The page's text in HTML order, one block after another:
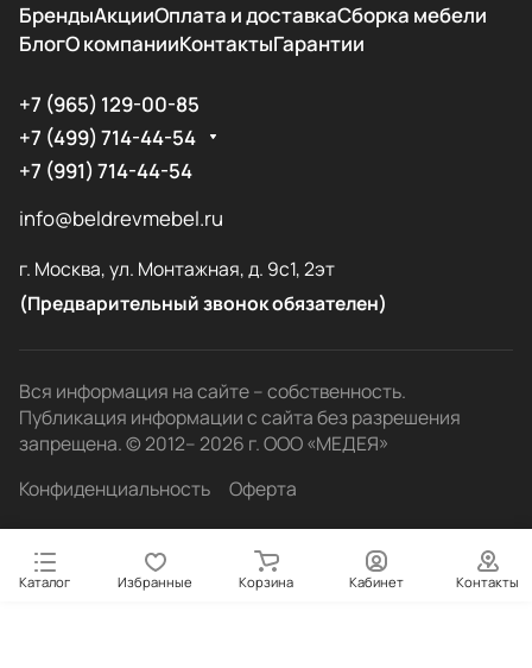
БрендыАкцииОплата и доставкаСборка мебели
БлогО компанииКонтактыГарантии
+7 (965) 129-00-85
+7 (499) 714-44-54
+7 (991) 714-44-54
info@beldrevmebel.ru
г. Москва, ул. Монтажная, д. 9с1, 2эт
(Предварительный звонок обязателен)
Вся информация на сайте – собственность.
Публикация информации с сайта без разрешения
запрещена. © 2012– 2026 г. ООО «МЕДЕЯ»
Конфиденциальность
Оферта
Каталог Избранные Корзина Кабинет Контакты